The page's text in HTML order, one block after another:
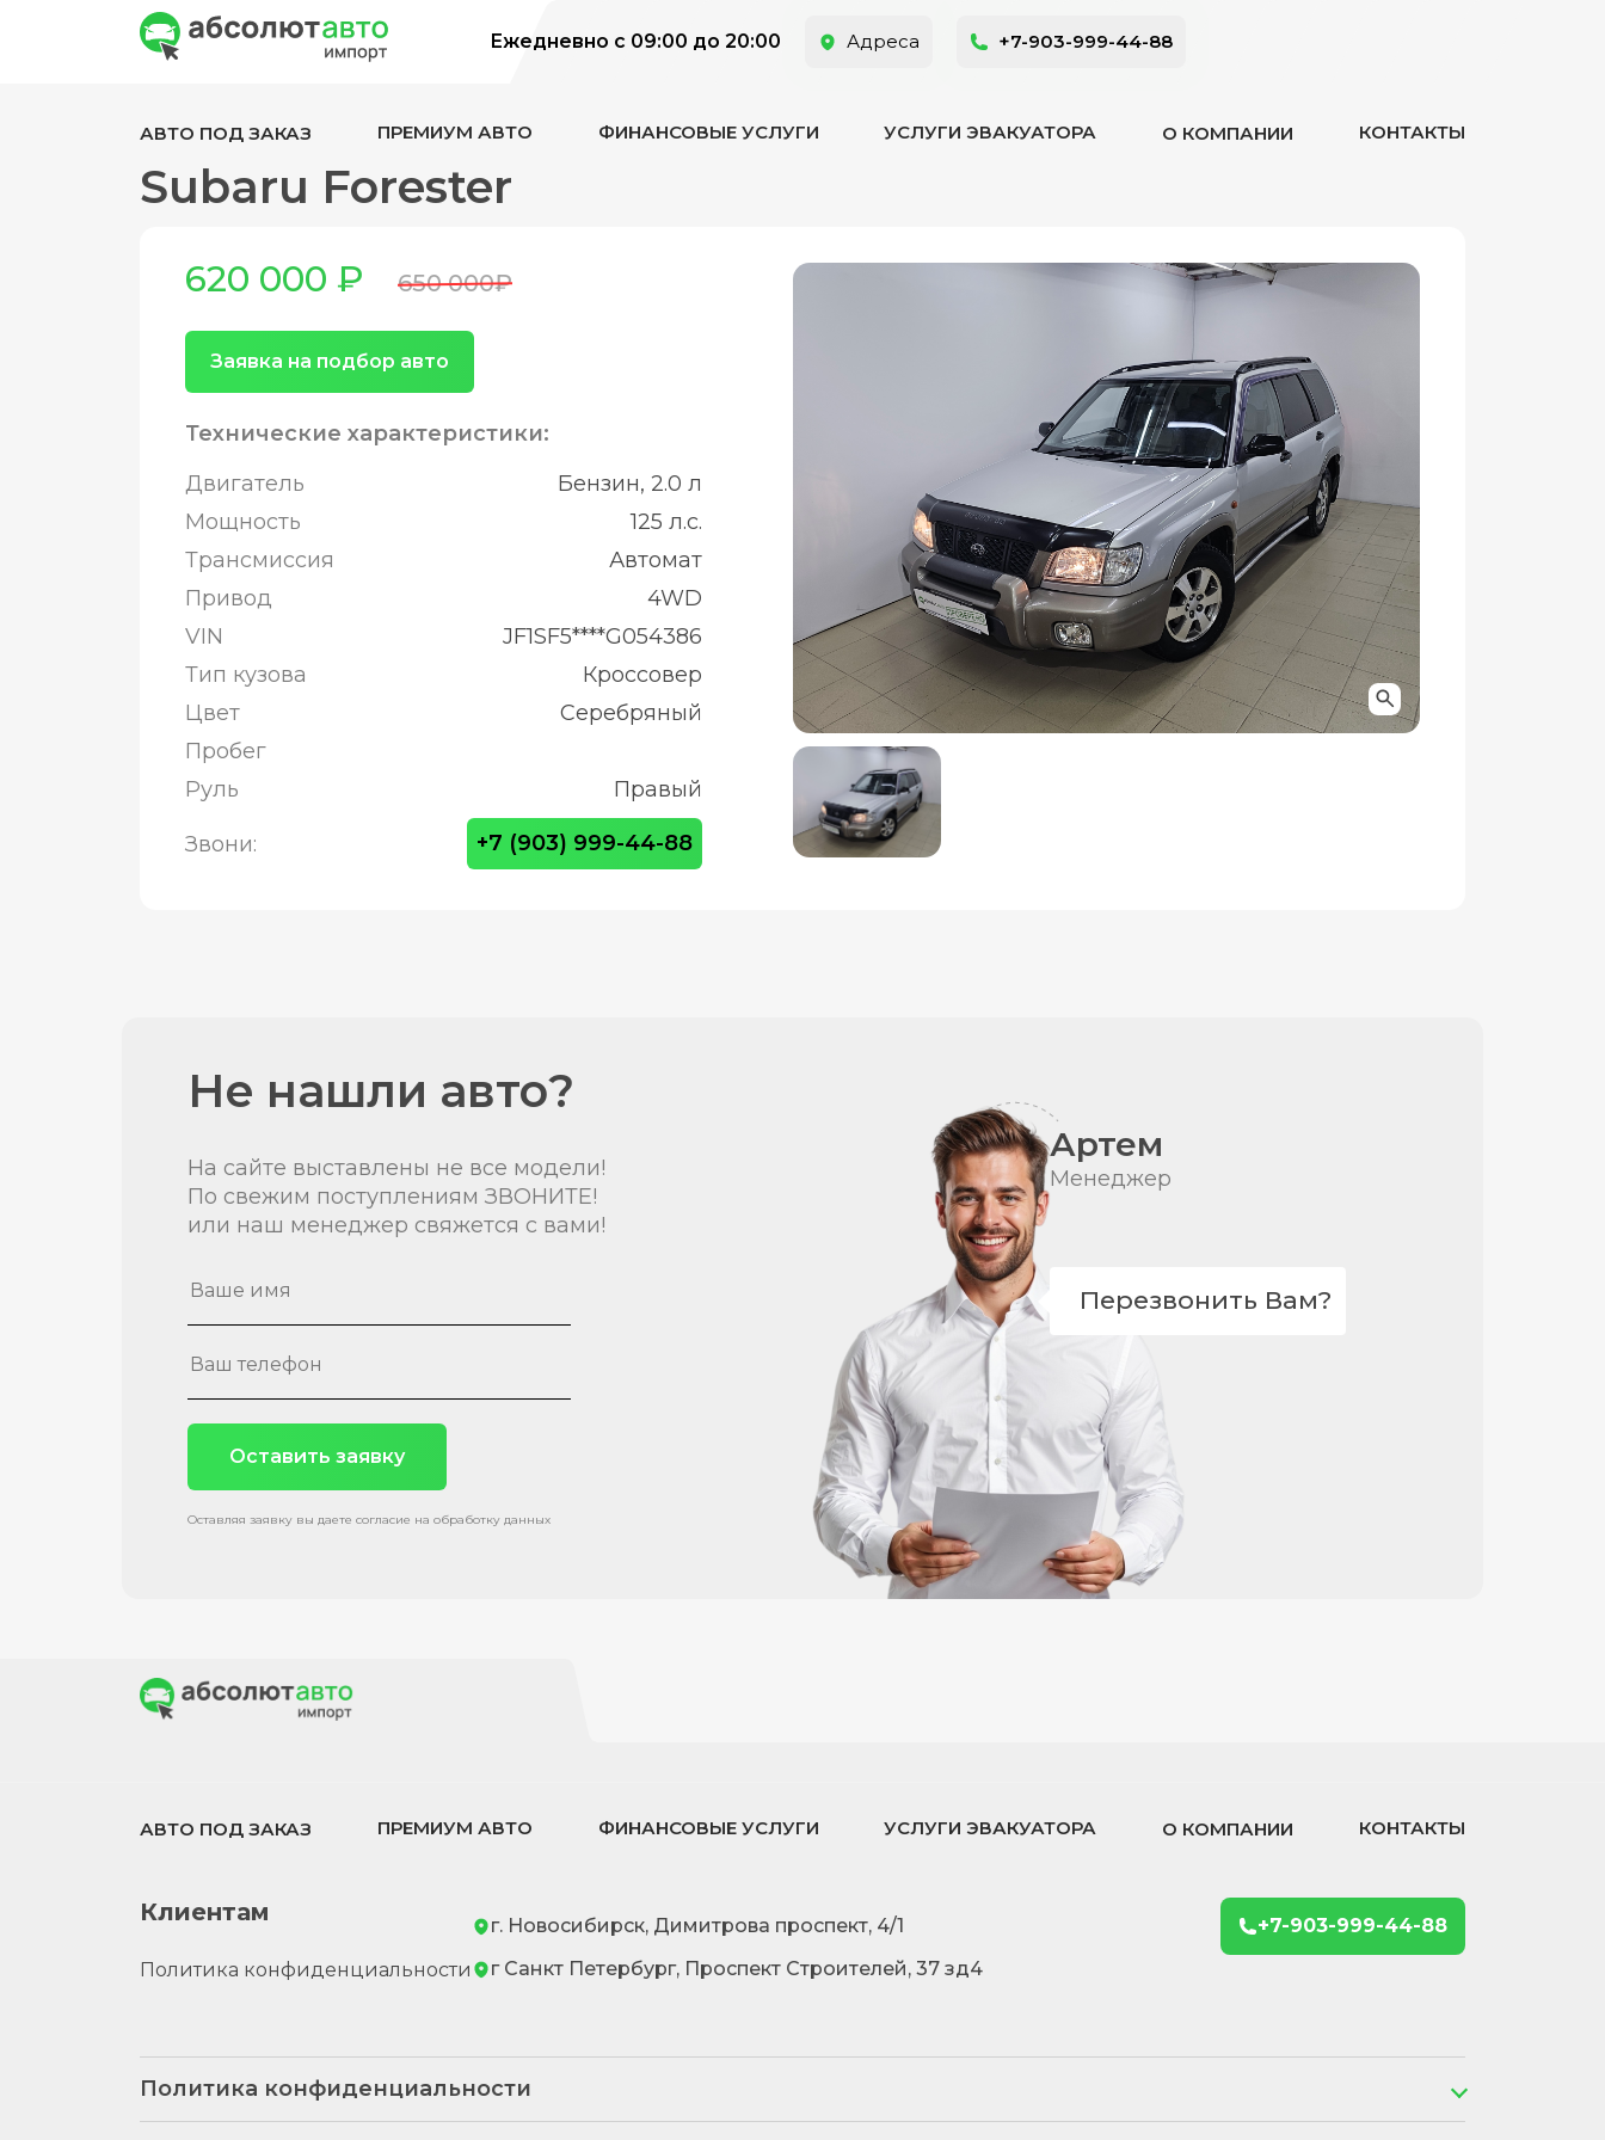
Ежедневно с 09:00 до 20:00 Адреса +7-903-999-44-88
АВТО ПОД ЗАКАЗ ПРЕМИУМ АВТО ФИНАНСОВЫЕ УСЛУГИ УСЛУГИ ЭВАКУАТОРА О КОМПАНИИ КОНТАКТЫ
Subaru Forester
620 000 ₽ 650 000₽
Заявка на подбор авто
Технические характеристики:
Двигатель
Бензин, 2.0 л
Мощность
125 л.с.
Трансмиссия
Автомат
Привод
4WD
VIN
JF1SF5****G054386
Тип кузова
Кроссовер
Цвет
Серебряный
Пробег
Руль
Правый
Звони: +7 (903) 999-44-88
Не нашли авто?
На сайте выставлены не все модели!
По свежим поступлениям ЗВОНИТЕ!
или наш менеджер свяжется с вами!
Оставить заявку
Оставляя заявку вы даете согласие на обработку данных
Артем
Менеджер
Перезвонить Вам?
АВТО ПОД ЗАКАЗ ПРЕМИУМ АВТО ФИНАНСОВЫЕ УСЛУГИ УСЛУГИ ЭВАКУАТОРА О КОМПАНИИ КОНТАКТЫ
Клиентам
Политика конфиденциальности
г. Новосибирск, Димитрова проспект, 4/1
г Санкт Петербург, Проспект Строителей, 37 зд4
+7-903-999-44-88
Политика конфиденциальности